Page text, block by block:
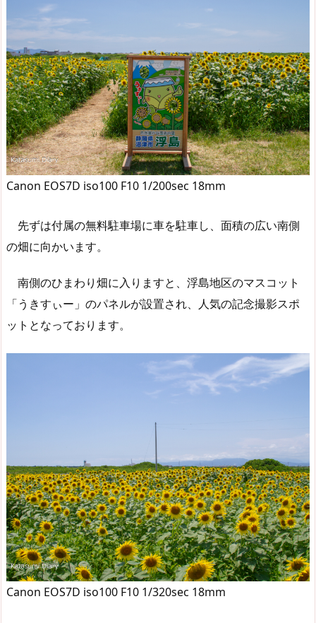
Canon EOS7D iso100 F10 1/200sec 18mm
先ずは付属の無料駐車場に車を駐車し、面積の広い南側
の畑に向かいます。
南側のひまわり畑に入りますと、浮島地区のマスコット
「うきすぃー」のパネルが設置され、人気の記念撮影スポ
ットとなっております。
Canon EOS7D iso100 F10 1/320sec 18mm